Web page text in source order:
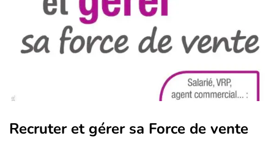
Recruter et gérer sa Force de vente